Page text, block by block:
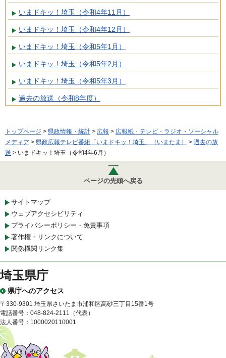
いまドキッ！埼玉（令和4年11月）
いまドキッ！埼玉（令和4年12月）
いまドキッ！埼玉（令和5年1月）
いまドキッ！埼玉（令和5年2月）
いまドキッ！埼玉（令和5年3月）
過去の放送（令和8年度）
トップページ > 県政情報・統計 > 広報 > 広報紙・テレビ・ラジオ・ソーシャル
メディア > 県政広報テレビ番組「いまドキッ！埼玉」（いまたま） > 過去の放
送 > いまドキッ！埼玉（令和4年6月）
ページの先頭へ戻る
サイトマップ
ウェブアクセシビリティ
プライバシーポリシー・免責事項
著作権・リンクについて
関係機関リンク集
埼玉県庁
県庁へのアクセス
〒330-9301 埼玉県さいたま市浦和区高砂三丁目15番1号
電話番号：048-824-2111（代表）
法人番号：1000020110001